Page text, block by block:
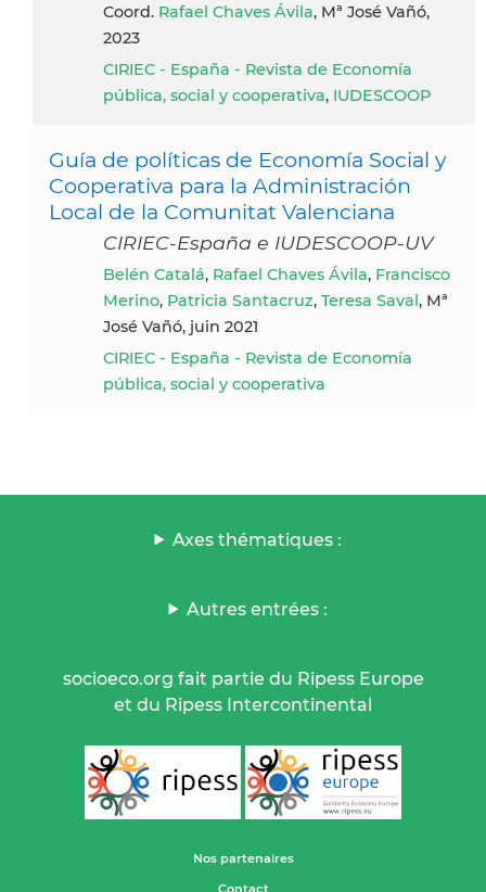
Coord. Rafael Chaves Ávila, Mª José Vañó,
2023
CIRIEC - España - Revista de Economía
pública, social y cooperativa, IUDESCOOP
Guía de políticas de Economía Social y
Cooperativa para la Administración
Local de la Comunitat Valenciana
CIRIEC-España e IUDESCOOP-UV
Belén Catalá, Rafael Chaves Ávila, Francisco
Merino, Patricia Santacruz, Teresa Saval, Mª
José Vañó, juin 2021
CIRIEC - España - Revista de Economía
pública, social y cooperativa
Axes thématiques :
Autres entrées :
socioeco.org fait partie du Ripess Europe
et du Ripess Intercontinental
Nos partenaires
Contact